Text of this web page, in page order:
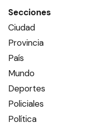
Secciones
Ciudad
Provincia
País
Mundo
Deportes
Policiales
Política